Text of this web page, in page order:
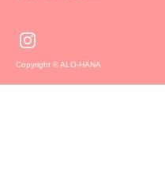
Copyright © ALO-HANA